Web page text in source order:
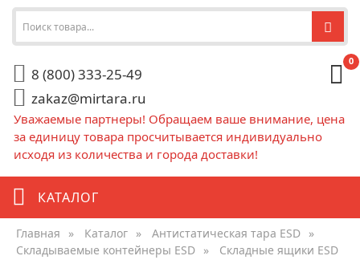
8 (800) 333-25-49
zakaz@mirtara.ru
0
Уважаемые партнеры! Обращаем ваше внимание, цена
за единицу товара просчитывается индивидуально
исходя из количества и города доставки!
КАТАЛОГ
Главная » Каталог » Антистатическая тара ESD »
Складываемые контейнеры ESD » Складные ящики ESD